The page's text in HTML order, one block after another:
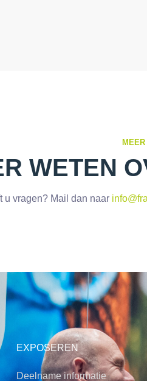
WETEN
u vragen? Mail dan naar
EXPOSEREN
Deelname informatie